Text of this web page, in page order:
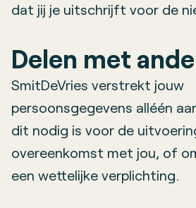
dat jij je uitschrijft voor de
Delen met
SmitDeVries verstrekt jouw
persoonsgegevens alléén
dit nodig is voor de
overeenkomst met jou, of
een wettelijke verplichting.